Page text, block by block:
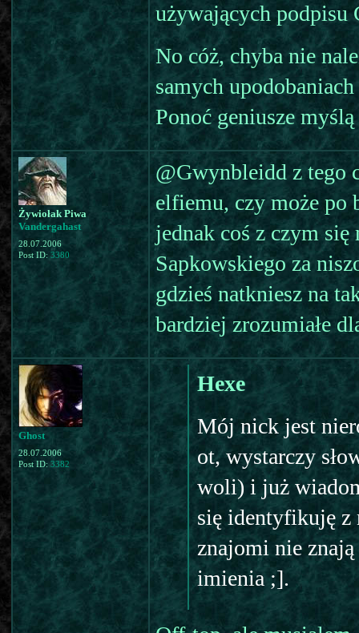
używających podpisu
No cóż, chyba nie
samych
Ponoć geniusze
Żywiołak Piwa
Vandergahast
28.07.2006
Post ID: 3380
@Gwynbleidd z tego
elfiemu, czy może
jednak coś z czym się
Sapkowskiego za
gdzieś natkniesz na
bardziej zrozumiałe
Ghost
28.07.2006
Post ID:3382
Hexe
Mój nick jest
ot, wystarczy
woli) i już
się identyfikuję z
znajomi nie
imienia ;].